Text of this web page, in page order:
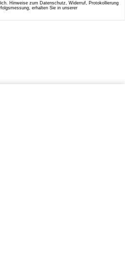
Hinweise zum Datenschutz, Widerruf, Protokollierung
erhalten Sie in unserer